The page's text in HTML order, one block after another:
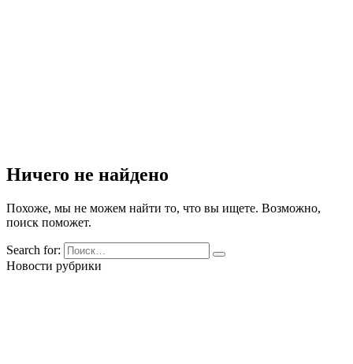
Ничего не найдено
Похоже, мы не можем найти то, что вы ищете. Возможно,
поиск поможет.
Search for:
Новости рубрики